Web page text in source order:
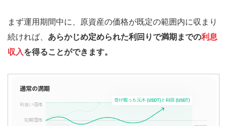
まず運用期間中に、原資産の価格が既定の範囲内に収まり
続ければ、 あらかじめ定められた利回りで満期までの利息
収入を得ることができます。